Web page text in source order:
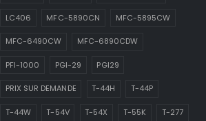
LC406 MFC-5890CN MFC-5895CW
MFC-6490CW MFC-6890CDW
PFI-1000 PGI-29 PGI29
PRIX SUR DEMANDE T-44H T-44P
T-44W T-54V T-54X T-55K T-277